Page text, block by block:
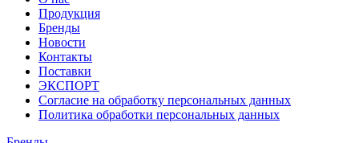
Продукция
Бренды
Новости
Контакты
Поставки
ЭКСПОРТ
Согласие на обработку персональных данных
Политика обработки персональных данных